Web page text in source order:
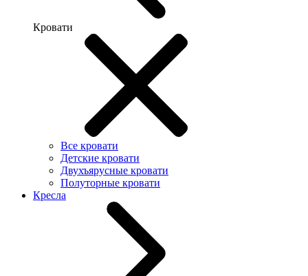
Кровати
Все кровати
Детские кровати
Двухъярусные кровати
Полуторные кровати
Кресла